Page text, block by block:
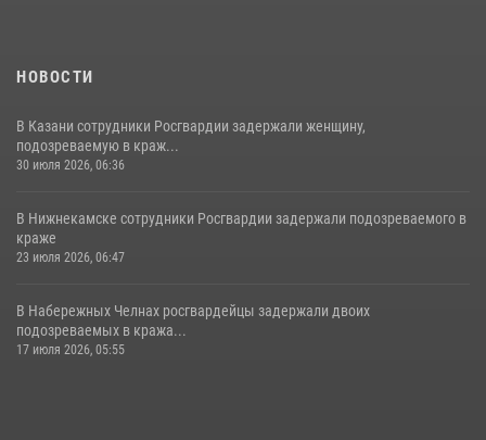
НОВОСТИ
В Казани сотрудники Росгвардии задержали женщину,
подозреваемую в краж...
30 июля 2026, 06:36
В Нижнекамске сотрудники Росгвардии задержали подозреваемого в
краже
23 июля 2026, 06:47
В Набережных Челнах росгвардейцы задержали двоих
подозреваемых в кража...
17 июля 2026, 05:55